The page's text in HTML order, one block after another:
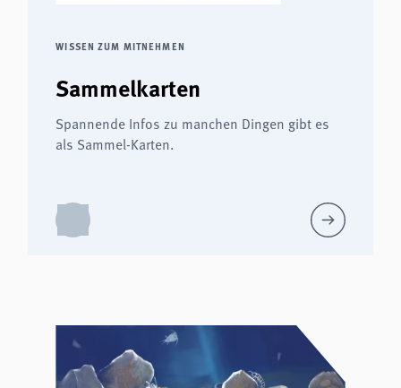
WISSEN ZUM MITNEHMEN
Sammelkarten
Spannende Infos zu manchen Dingen gibt es
als Sammel-Karten.